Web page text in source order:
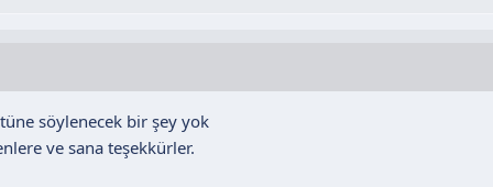
söylenecek bir şey yok
ve sana teşekkürler.